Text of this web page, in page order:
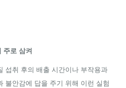
주로 삼켜
섭취 후의 배출 시간이나 부작용과
불안감에 답을 주기 위해 이런 실험